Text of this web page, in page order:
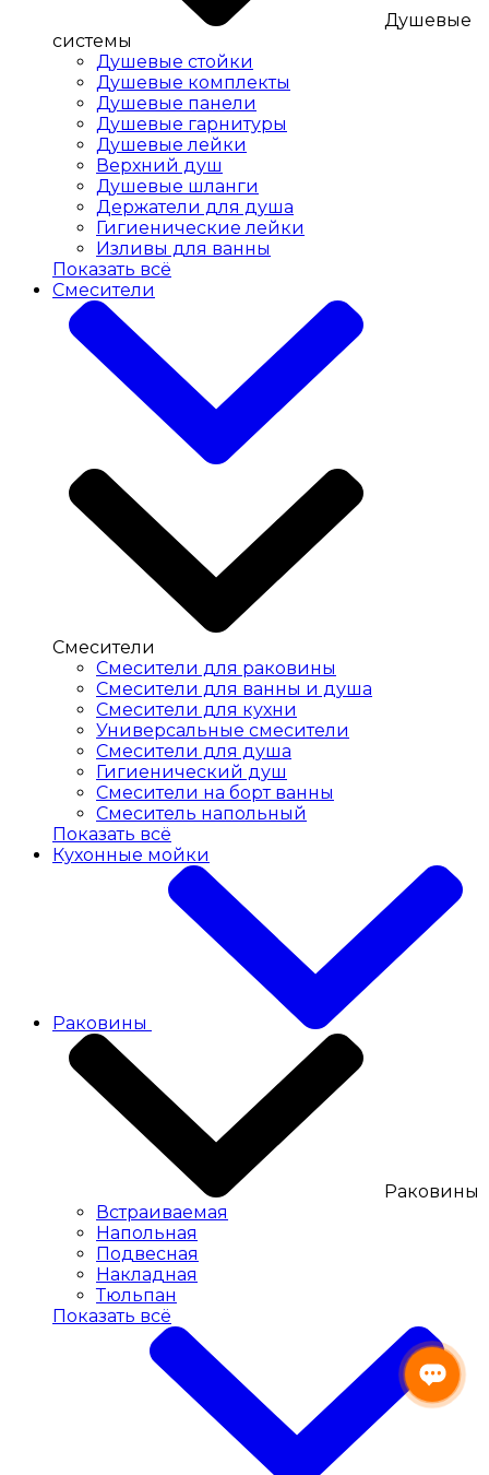
Душевые
системы
Душевые стойки
Душевые комплекты
Душевые панели
Душевые гарнитуры
Душевые лейки
Верхний душ
Душевые шланги
Держатели для душа
Гигиенические лейки
Изливы для ванны
Показать всё
Смесители
Смесители
Смесители для раковины
Cмесители для ванны и душа
Смесители для кухни
Универсальные смесители
Смесители для душа
Гигиенический душ
Смесители на борт ванны
Смеситель напольный
Показать всё
Кухонные мойки
Раковины
Раковины
Встраиваемая
Напольная
Подвесная
Накладная
Тюльпан
Показать всё